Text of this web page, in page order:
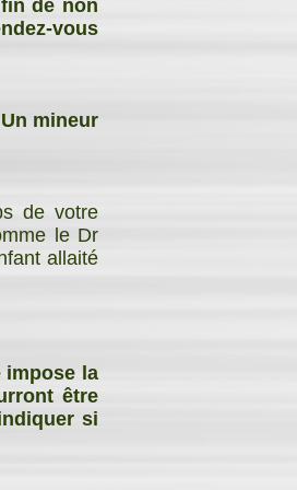
de non
vous
Un mineur
de votre
le Dr
allaité
impose la
être
si